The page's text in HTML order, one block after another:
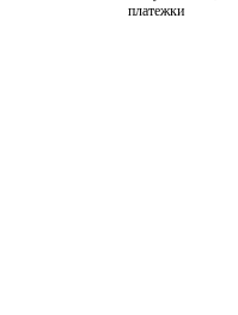
платежки